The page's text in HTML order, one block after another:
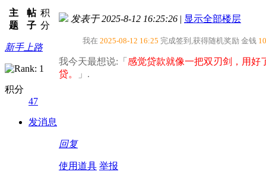
主
题
帖
子
积
分
新手上路
积分
47
发消息
发表于 2025-8-12 16:25:26 | 显示全部楼层
我在 2025-08-12 16:25 完成签到,获得随机奖励 金钱 10
我今天最想说:「 感觉贷款就像一把双刃剑，用好
贷。​
」.
回复
使用道具 举报